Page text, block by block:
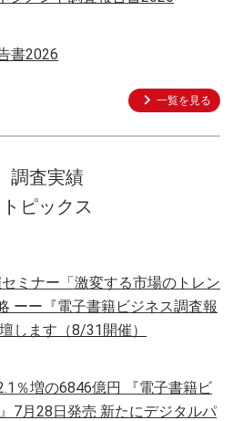
書2026
一覧を見る
調査実績
トピックス
セミナー「激変する市場のトレン
ーー『電子書籍ビジネス調査報
します（8/31開催）
％増の6846億円 『電子書籍ビ
7月28日発売 新たにデジタルパ